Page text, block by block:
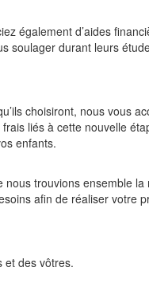
également d’aides
soulager durant leurs
choisiront, nous vous
liés à cette nouvelle
enfants.
nous trouvions ensemble la
afin de réaliser votre
et des vôtres.